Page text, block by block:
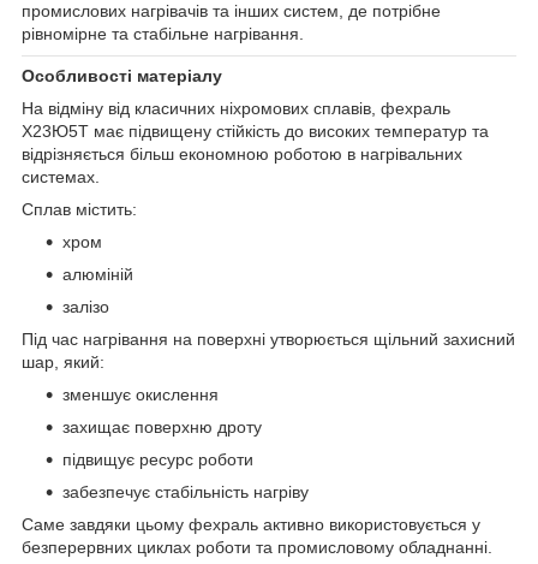
промислових нагрівачів та інших систем, де потрібне
рівномірне та стабільне нагрівання.
Особливості матеріалу
На відміну від класичних ніхромових сплавів, фехраль
Х23Ю5Т має підвищену стійкість до високих температур та
відрізняється більш економною роботою в нагрівальних
системах.
Сплав містить:
хром
алюміній
залізо
Під час нагрівання на поверхні утворюється щільний захисний
шар, який:
зменшує окислення
захищає поверхню дроту
підвищує ресурс роботи
забезпечує стабільність нагріву
Саме завдяки цьому фехраль активно використовується у
безперервних циклах роботи та промисловому обладнанні.